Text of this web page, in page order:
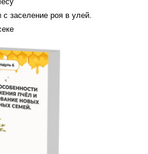
с заселение роя в улей.